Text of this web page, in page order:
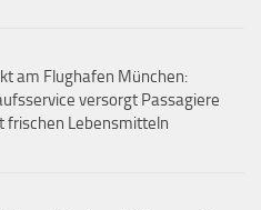
am Flughafen München:
versorgt Passagiere
frischen Lebensmitteln